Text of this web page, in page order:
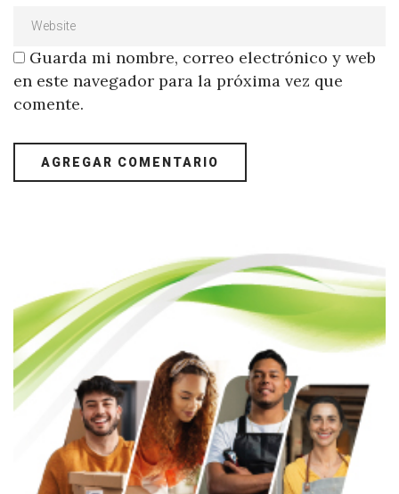
Guarda mi nombre, correo electrónico y web
en este navegador para la próxima vez que
comente.